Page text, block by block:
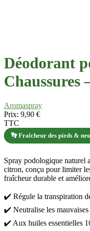
Déodorant
Chaussures
Aromaspray
Prix: 9,90 €
TTC
👣 Fraîcheur des pieds &
Spray podologique naturel
citron, conçu pour limiter
fraîcheur durable et
✔️ Régule la transpiration
✔️ Neutralise les mauvaises
✔️ Aux huiles essentielles